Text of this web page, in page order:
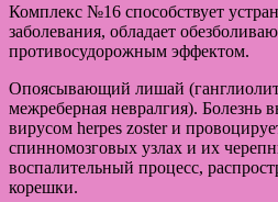
Комплекс №16 способствует
заболевания, обладает
противосудорожным эффектом.
Опоясывающий лишай
межреберная невралгия). Болезнь
вирусом herpes zoster и
спинномозговых узлах и их
воспалительный процесс,
корешки.